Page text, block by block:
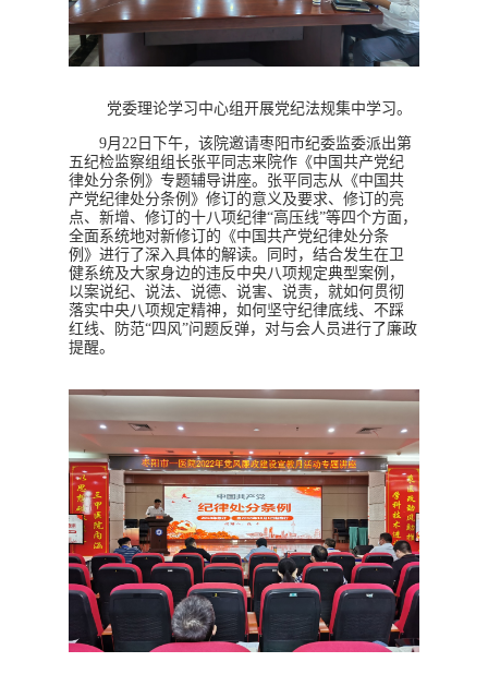
党委理论学习中心组开展党纪法规集中学习。
9月22 日下午，该院邀请枣阳市纪委监委派出第
五纪检监察组组长张平同志来院作《中国共产党纪
律处分条例》专题辅导讲座。张平同志从《中国共
产党纪律处分条例》修订的意义及要求、修订的亮
点、新增、修订的十八项纪律“高压线”等四个方面，
全面系统地对新修订的《中国共产党纪律处分条
例》进行了深入具体的解读。同时，结合发生在卫
健系统及大家身边的违反中央八项规定典型案例，
以案说纪、说法、说德、说害、说责，就如何贯彻
落实中央八项规定精神，如何坚守纪律底线、不踩
红线、防范“四风”问题反弹，对与会人员进行了廉政
提醒。